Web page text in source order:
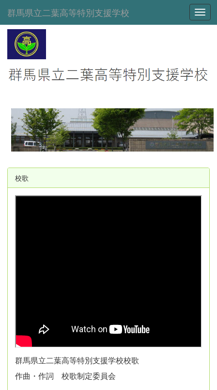
群馬県立二葉高等特別支援学校
校歌
群馬県立二葉高等特別支援学校校歌
作曲・作詞 校歌制定委員会